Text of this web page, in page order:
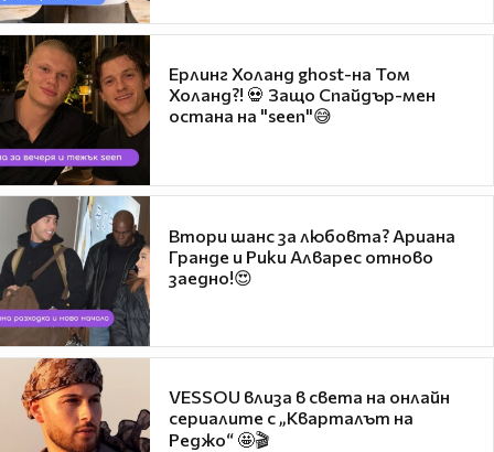
Ерлинг Холанд ghost-на Том
Холанд?! 💀 Защо Спайдър-мен
остана на "seen"😅
Втори шанс за любовта? Ариана
Гранде и Рики Алварес отново
заедно!😍
VESSOU влиза в света на онлайн
сериалите с „Кварталът на
Реджо“ 🤩🎬